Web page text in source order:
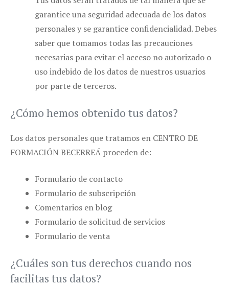
garantice una seguridad adecuada de los datos
personales y se garantice confidencialidad. Debes
saber que tomamos todas las precauciones
necesarias para evitar el acceso no autorizado o
uso indebido de los datos de nuestros usuarios
por parte de terceros.
¿Cómo hemos obtenido tus datos?
Los datos personales que tratamos en CENTRO DE
FORMACIÓN BECERREÁ proceden de:
Formulario de contacto
Formulario de subscripción
Comentarios en blog
Formulario de solicitud de servicios
Formulario de venta
¿Cuáles son tus derechos cuando nos
facilitas tus datos?